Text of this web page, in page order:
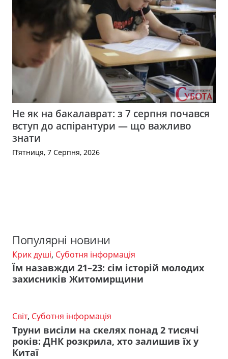
Не як на бакалаврат: з 7 серпня почався
вступ до аспірантури — що важливо
знати
П’ятниця, 7 Серпня, 2026
Популярні новини
Крик душі, Суботня інформація
Їм назавжди 21–23: сім історій молодих
захисників Житомирщини
Світ, Суботня інформація
Труни висіли на скелях понад 2 тисячі
років: ДНК розкрила, хто залишив їх у
Китаї